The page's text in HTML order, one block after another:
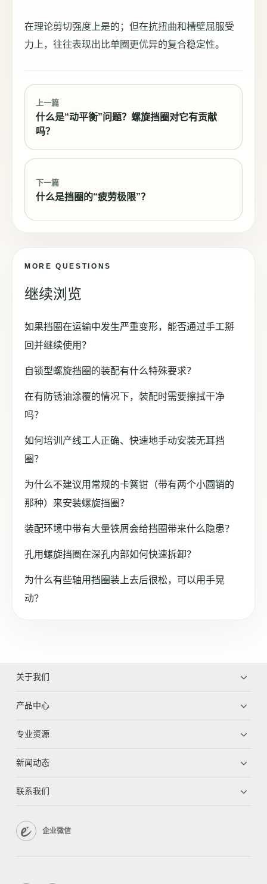
在理论剪切强度上是的；但在抗扭曲和槽壁屈服受
力上，往往表现出比单圈更优异的复合稳定性。
上一篇
什么是“动平衡”问题？螺旋挡圈对它有贡献
吗？
下一篇
什么是挡圈的“疲劳极限”？
MORE QUESTIONS
继续浏览
如果挡圈在运输中发生严重变形，能否通过手工掰
回并继续使用？
自锁型螺旋挡圈的装配有什么特殊要求？
在有防锈油涂覆的情况下，装配时需要擦拭干净
吗？
如何培训产线工人正确、快速地手动安装无耳挡
圈？
为什么不建议用常规的卡簧钳（带有两个小圆销的
那种）来安装螺旋挡圈？
装配环境中带有大量铁屑会给挡圈带来什么隐患？
孔用螺旋挡圈在深孔内部如何快速拆卸？
为什么有些轴用挡圈装上去后很松，可以用手晃
动？
关于我们
产品中心
专业资源
新闻动态
联系我们
企业微信